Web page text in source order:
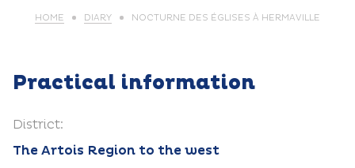
HOME DIARY NOCTURNE DES ÉGLISES À HERMAVILLE
Practical information
District:
The Artois Region to the west